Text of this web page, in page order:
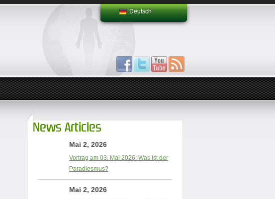
Deutsch
News Articles
Mai 2, 2026
Vortrag am 03. Mai 2026: Was ist der
Paradiesmus?
Mai 2, 2026